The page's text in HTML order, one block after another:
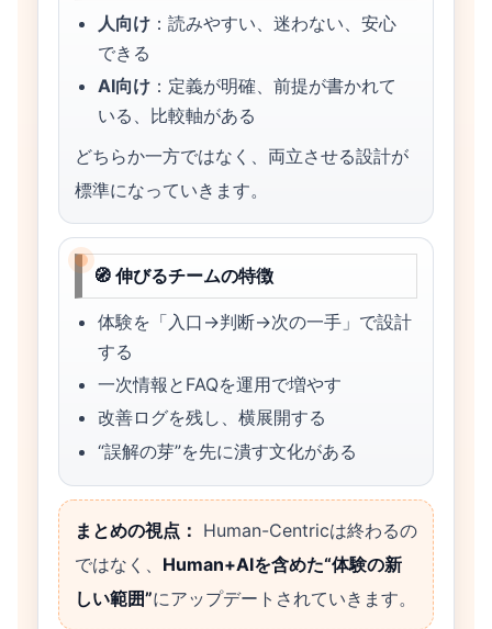
人向け ：読みやすい、迷わない、安心
できる
AI向け ：定義が明確、前提が書かれて
いる、比較軸がある
どちらか一方ではなく、両立させる設計が
標準になっていきます。
🧭 伸びるチームの特徴
体験を「入口→判断→次の一手」で設計
する
一次情報とFAQを運用で増やす
改善ログを残し、横展開する
“誤解の芽”を先に潰す文化がある
まとめの視点： Human-Centricは終わるの
ではなく、 Human+AIを含めた“体験の新
しい範囲”にアップデートされていきます。